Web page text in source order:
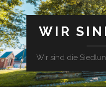
WIR
Wir sind die